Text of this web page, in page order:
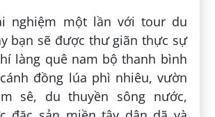
nghiệm một lần với tour du
bạn sẽ được thư giãn thực sự
làng quê nam bộ thanh bình
đồng lúa phì nhiêu, vườn
sê, du thuyền sông nước,